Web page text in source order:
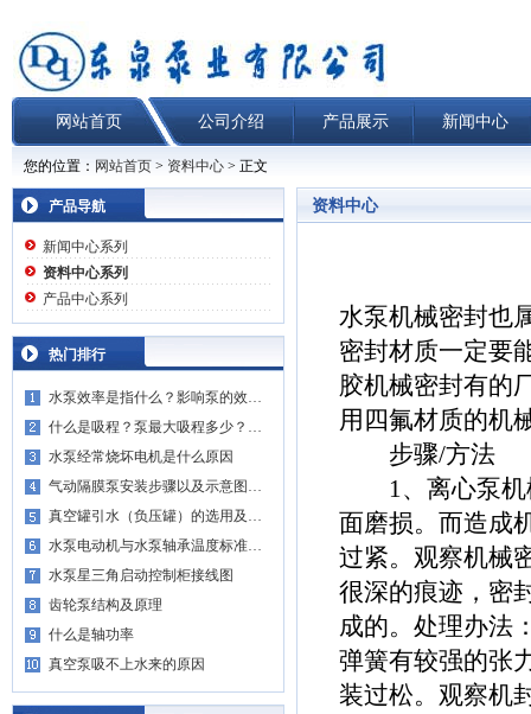
网站首页 公司介绍 产品展示 新闻中心
您的位置： 网站首页 > 资料中心 > 正文
产品导航
新闻中心系列
资料中心系列
产品中心系列
热门排行
水泵效率是指什么？影响泵的效…
什么是吸程？泵最大吸程多少？…
水泵经常烧坏电机是什么原因
气动隔膜泵安装步骤以及示意图…
真空罐引水（负压罐）的选用及…
水泵电动机与水泵轴承温度标准…
水泵星三角启动控制柜接线图
齿轮泵​结构及原理
什么是轴功率
真空泵吸不上水来的原因
资料中心
水泵机械密封也
密封材质一定要
胶机械密封有的
用四氟材质的机
步骤/方法
1、离心泵机
面磨损。而造成
过紧。观察机械
很深的痕迹，密
成的。处理办法
弹簧有较强的张
装过松。观察机